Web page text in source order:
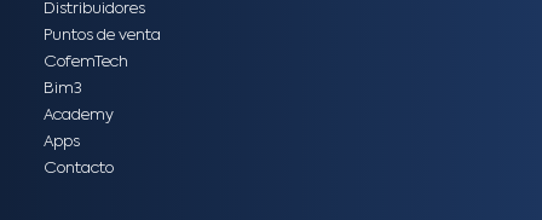
Distribuidores
Puntos de venta
CofemTech
Bim3
Academy
Apps
Contacto